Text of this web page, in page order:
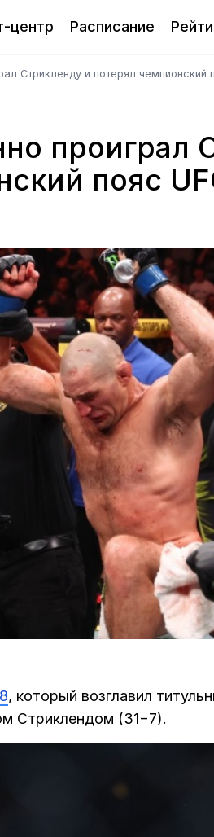
центр Расписание
Стрикленду и потерял чемпионский
проиграл
пояс
, который возглавил
Стриклендом (31−7).